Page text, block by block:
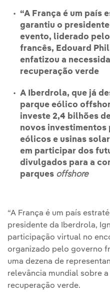
“A França é um país
garantiu o
evento, liderado
francês, Edouard
enfatizou a
recuperação verde
A Iberdrola, que já
parque eólico
investe 2,4 bilhões
novos investimentos
eólicos e usinas
em participar dos
divulgados para a
parques offshore
“A França é um país
presidente da Iberdrola,
participação virtual no
organizado pelo governo
uma dezena de
relevância mundial sobre
recuperação verde.